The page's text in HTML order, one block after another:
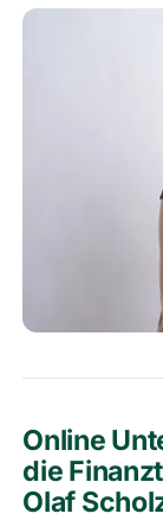
Online
die
Olaf